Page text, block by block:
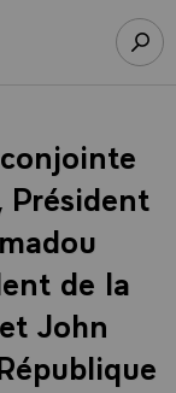
Élysée
Président
de la
John